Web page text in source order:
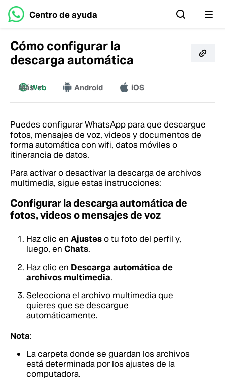
Centro de ayuda
Cómo configurar la
descarga automática
Web Android iOS
Más
Puedes configurar WhatsApp para que descargue
fotos, mensajes de voz, videos y documentos de
forma automática con wifi, datos móviles o
itinerancia de datos.
Para activar o desactivar la descarga de archivos
multimedia, sigue estas instrucciones:
Configurar la descarga automática de
fotos, videos o mensajes de voz
Haz clic en Ajusteso tu foto del perfil y,
luego, en Chats.
Haz clic en Descarga automática de
archivos multimedia.
Selecciona el archivo multimedia que
quieres que se descargue
automáticamente.
Nota:
La carpeta donde se guardan los archivos
está determinada por los ajustes de la
computadora.